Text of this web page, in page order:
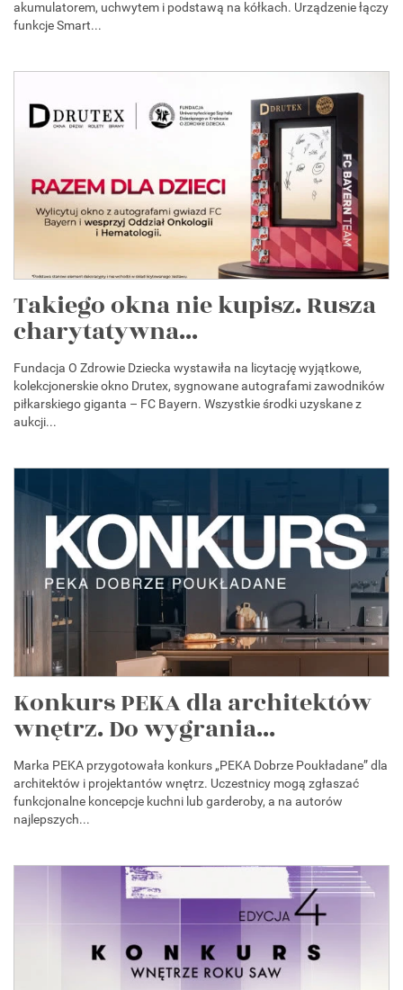
akumulatorem, uchwytem i podstawą na kółkach. Urządzenie łączy
funkcje Smart...
Takiego okna nie kupisz. Rusza
charytatywna...
Fundacja O Zdrowie Dziecka wystawiła na licytację wyjątkowe,
kolekcjonerskie okno Drutex, sygnowane autografami zawodników
piłkarskiego giganta – FC Bayern. Wszystkie środki uzyskane z
aukcji...
Konkurs PEKA dla architektów
wnętrz. Do wygrania...
Marka PEKA przygotowała konkurs „PEKA Dobrze Poukładane” dla
architektów i projektantów wnętrz. Uczestnicy mogą zgłaszać
funkcjonalne koncepcje kuchni lub garderoby, a na autorów
najlepszych...